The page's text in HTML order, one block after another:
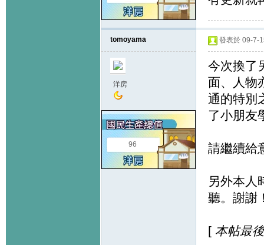
tomoyama
洋房
96
發表於 09-7-
今次換了
面、人物
通的特別
了小朋友
請繼續給
另外本人
聽。謝謝
[ 本帖最